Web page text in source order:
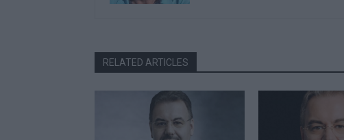
RELATED ARTICLES